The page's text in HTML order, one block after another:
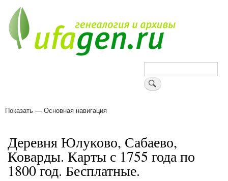
основному
содержанию
Поиск
Основная
Показать — Основная навигация
Деревня Юлуково, Сабаево,
Коварды. Карты с 1755 года по
1800 год. Бесплатные.